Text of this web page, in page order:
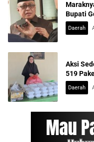
Bupati
Daerah
Aksi
519
Daerah